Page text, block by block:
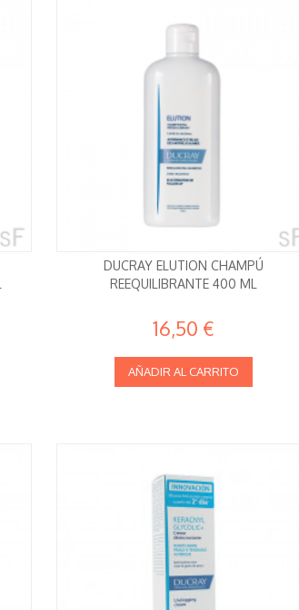
DUCRAY ELUTION CHAMPÚ
REEQUILIBRANTE 400 ML
16,50 €
AÑADIR AL CARRITO